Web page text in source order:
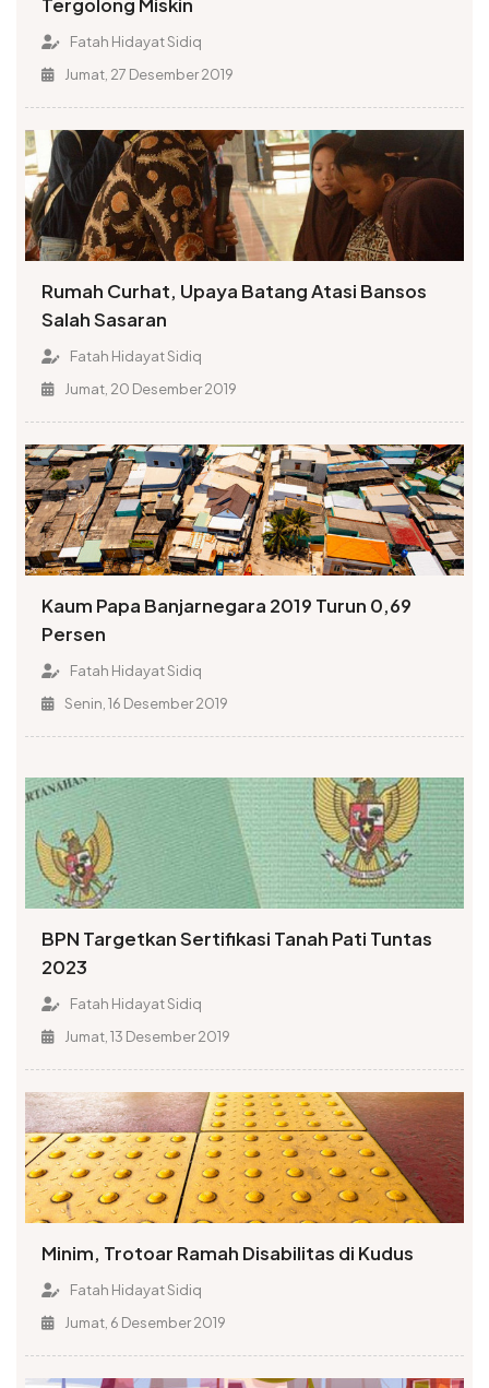
Tergolong Miskin
Fatah Hidayat Sidiq
Jumat, 27 Desember 2019
Rumah Curhat, Upaya Batang Atasi Bansos
Salah Sasaran
Fatah Hidayat Sidiq
Jumat, 20 Desember 2019
Kaum Papa Banjarnegara 2019 Turun 0,69
Persen
Fatah Hidayat Sidiq
Senin, 16 Desember 2019
BPN Targetkan Sertifikasi Tanah Pati Tuntas
2023
Fatah Hidayat Sidiq
Jumat, 13 Desember 2019
Minim, Trotoar Ramah Disabilitas di Kudus
Fatah Hidayat Sidiq
Jumat, 6 Desember 2019